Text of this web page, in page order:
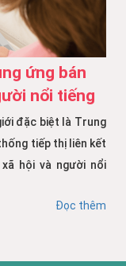
ứng bán
nổi tiếng
đặc biệt là Trung
tiếp thị liên kết
hội và người nổi
Đọc thêm